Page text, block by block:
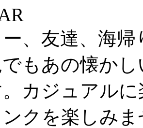
、友達、海
もあの懐か
カジュアル
クを楽しみ